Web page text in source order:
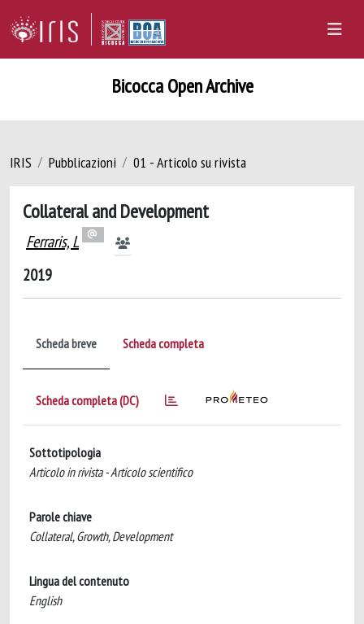
Bicocca Open Archive
IRIS Pubblicazioni 01 - Articolo su rivista
Collateral and Development
Ferraris, L
2019
Scheda breve Scheda completa
Scheda completa (DC)
Sottotipologia
Articolo in rivista - Articolo scientifico
Parole chiave
Collateral, Growth, Development
Lingua del contenuto
English